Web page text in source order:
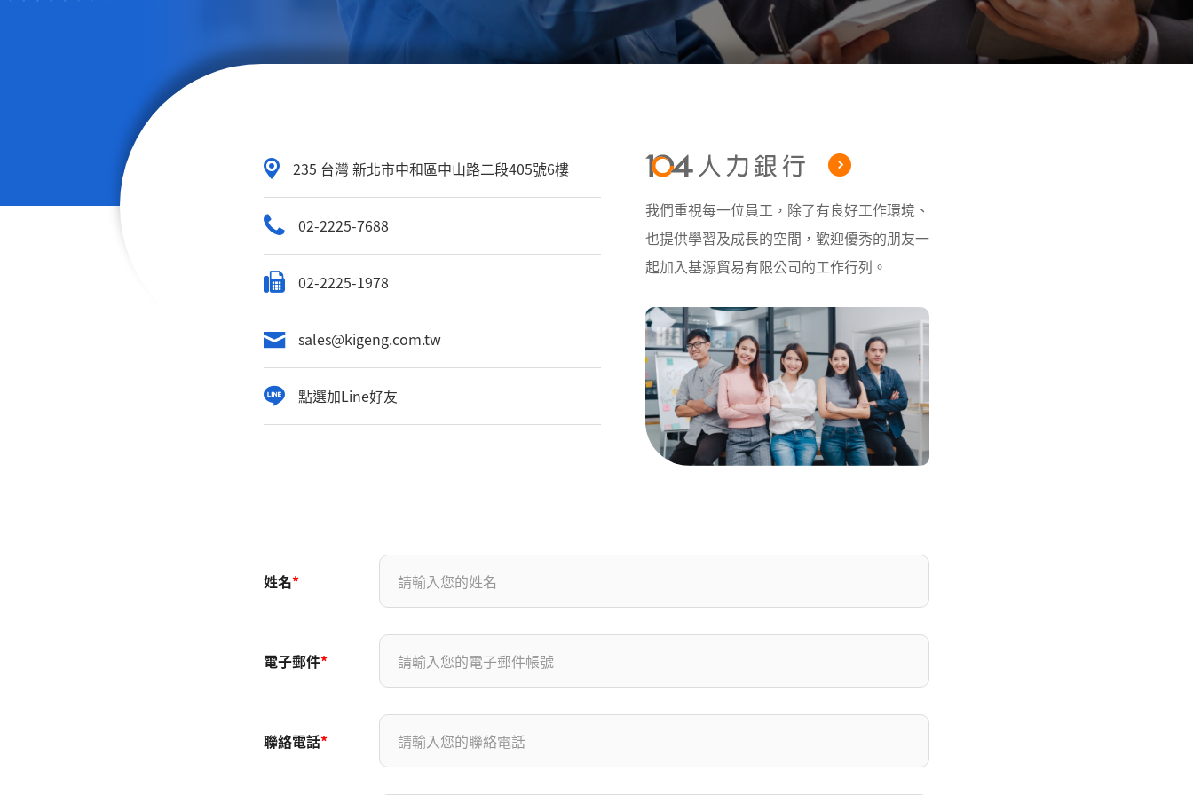
姓名*
電子郵件*
聯絡電話*
235 台灣 新北市中和區中山路二段405號6樓
02-2225-7688
02-2225-1978
sales@kigeng.com.tw
點選加Line好友
我們重視每一位員工，除了有良好工作環境、
也提供學習及成長的空間，歡迎優秀的朋友一
起加入基源貿易有限公司的工作行列。